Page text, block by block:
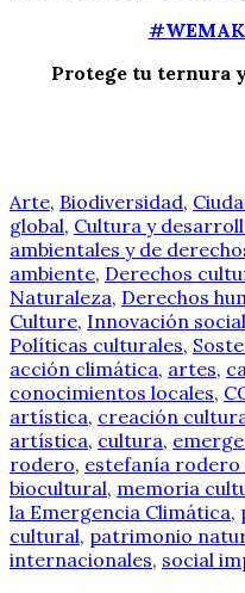
Protege tu ternura
Arte, Biodiversidad,
global, Cultura y
ambientales y de
ambiente, Derechos
Naturaleza, Derechos
Culture, Innovación social
Políticas culturales,
acción climática, artes,
conocimientos locales,
artística, creación
artística, cultura,
rodero, estefanía rodero
biocultural, memoria
la Emergencia Climática,
cultural, patrimonio
internacionales, social